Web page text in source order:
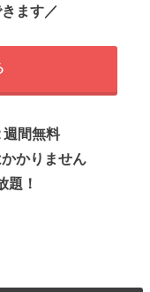
ます／
間無料
かりません
題！